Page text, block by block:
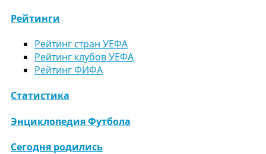
Рейтинги
Рейтинг стран УЕФА
Рейтинг клубов УЕФА
Рейтинг ФИФА
Статистика
Энциклопедия Футбола
Сегодня родились